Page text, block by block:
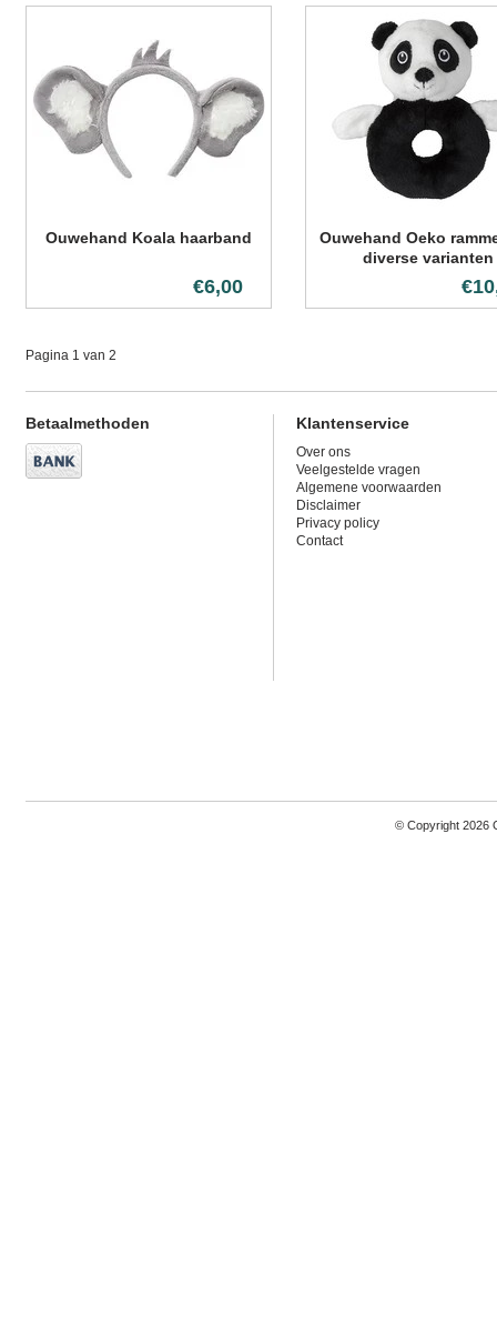
Ouwehand Koala haarband
€6,00
Ouwehand Oeko
diverse varianten
Pagina 1 van 2
Betaalmethoden Klantenservice
Over ons
Veelgestelde vragen
Algemene voorwaarden
Disclaimer
Privacy policy
Contact
© Copyright 2026